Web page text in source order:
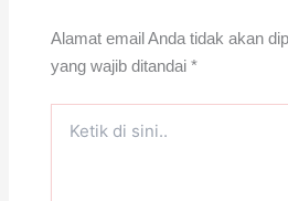
Alamat email Anda tidak akan
yang wajib ditandai *